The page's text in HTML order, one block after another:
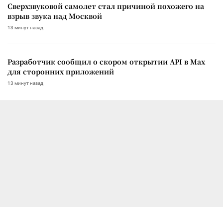
Сверхзвуковой самолет стал причиной похожего на
взрыв звука над Москвой
13 минут назад
Разработчик сообщил о скором открытии API в Max
для сторонних приложений
13 минут назад